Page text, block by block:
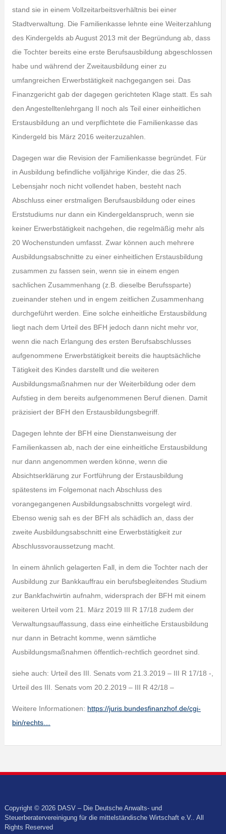
stand sie in einem Vollzeitarbeitsverhältnis bei einer
Stadtverwaltung. Die Familienkasse lehnte eine Weiterzahlung
des Kindergelds ab August 2013 mit der Begründung ab, dass
die Tochter bereits eine erste Berufsausbildung abgeschlossen
habe und während der Zweitausbildung einer zu
umfangreichen Erwerbstätigkeit nachgegangen sei. Das
Finanzgericht gab der dagegen gerichteten Klage statt. Es sah
den Angestelltenlehrgang II noch als Teil einer einheitlichen
Erstausbildung an und verpflichtete die Familienkasse das
Kindergeld bis März 2016 weiterzuzahlen.
Dagegen war die Revision der Familienkasse begründet. Für
in Ausbildung befindliche volljährige Kinder, die das 25.
Lebensjahr noch nicht vollendet haben, besteht nach
Abschluss einer erstmaligen Berufsausbildung oder eines
Erststudiums nur dann ein Kindergeldanspruch, wenn sie
keiner Erwerbstätigkeit nachgehen, die regelmäßig mehr als
20 Wochenstunden umfasst. Zwar können auch mehrere
Ausbildungsabschnitte zu einer einheitlichen Erstausbildung
zusammen zu fassen sein, wenn sie in einem engen
sachlichen Zusammenhang (z.B. dieselbe Berufssparte)
zueinander stehen und in engem zeitlichen Zusammenhang
durchgeführt werden. Eine solche einheitliche Erstausbildung
liegt nach dem Urteil des BFH jedoch dann nicht mehr vor,
wenn die nach Erlangung des ersten Berufsabschlusses
aufgenommene Erwerbstätigkeit bereits die hauptsächliche
Tätigkeit des Kindes darstellt und die weiteren
Ausbildungsmaßnahmen nur der Weiterbildung oder dem
Aufstieg in dem bereits aufgenommenen Beruf dienen. Damit
präzisiert der BFH den Erstausbildungsbegriff.
Dagegen lehnte der BFH eine Dienstanweisung der
Familienkassen ab, nach der eine einheitliche Erstausbildung
nur dann angenommen werden könne, wenn die
Absichtserklärung zur Fortführung der Erstausbildung
spätestens im Folgemonat nach Abschluss des
vorangegangenen Ausbildungsabschnitts vorgelegt wird.
Ebenso wenig sah es der BFH als schädlich an, dass der
zweite Ausbildungsabschnitt eine Erwerbstätigkeit zur
Abschlussvoraussetzung macht.
In einem ähnlich gelagerten Fall, in dem die Tochter nach der
Ausbildung zur Bankkauffrau ein berufsbegleitendes Studium
zur Bankfachwirtin aufnahm, widersprach der BFH mit einem
weiteren Urteil vom 21. März 2019 III R 17/18 zudem der
Verwaltungsauffassung, dass eine einheitliche Erstausbildung
nur dann in Betracht komme, wenn sämtliche
Ausbildungsmaßnahmen öffentlich-rechtlich geordnet sind.
siehe auch: Urteil des III. Senats vom 21.3.2019 – III R 17/18 -,
Urteil des III. Senats vom 20.2.2019 – III R 42/18 –
Weitere Informationen: https://juris.bundesfinanzhof.de/cgi-
bin/rechts…
Copyright © 2026 DASV – Die Deutsche Anwalts- und
Steuerberatervereinigung für die mittelständische Wirtschaft e.V.. All
Rights Reserved